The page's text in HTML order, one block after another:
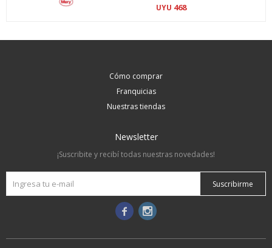
UYU 468
Cómo comprar
Franquicias
Nuestras tiendas
Newsletter
¡Suscribite y recibí todas nuestras novedades!
Suscribirme
 